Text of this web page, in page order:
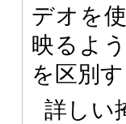
デオを
映るよ
を区別
詳しい